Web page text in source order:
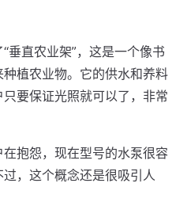
垂直农业架”，这是一个像书
植农业物。它的供水和养料
要保证光照就可以了，非常
抱怨，现在型号的水泵很容
，这个概念还是很吸引人